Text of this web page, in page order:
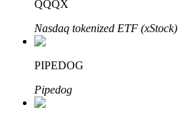
เรียนรู้ Staking
QQQX
Nasdaq tokenized ETF (xStock)
PIPEDOG
Pipedog